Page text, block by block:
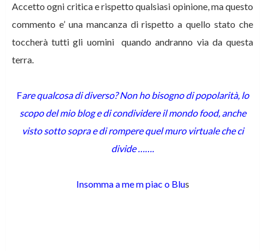
Accetto ogni critica e rispetto qualsiasi opinione, ma questo
commento e’ una mancanza di rispetto a quello stato che
toccherà tutti gli uomini quando andranno via da questa
terra.
Fare qualcosa di diverso? Non ho bisogno di popolarità, lo
scopo del mio blog e di condividere il mondo food, anche
visto sotto sopra e di rompere quel muro virtuale che ci
divide …….
Insomma a me m piac o Blus